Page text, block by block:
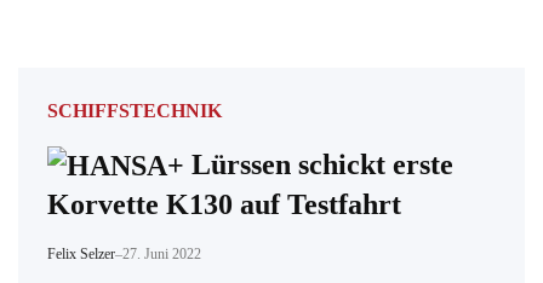
SCHIFFSTECHNIK
Lürssen schickt erste
Korvette K130 auf Testfahrt
Felix Selzer–27. Juni 2022